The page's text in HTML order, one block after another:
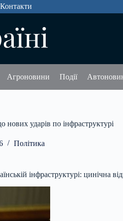
Контакти
Агроновини Події
нових ударів по інфраструктурі
Політика
інфраструктурі: цинічна